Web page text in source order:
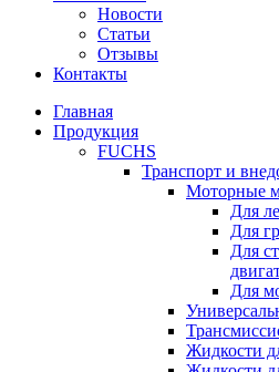
Новости
Статьи
Отзывы
Контакты
Главная
Продукция
FUCHS
Транспорт и
Моторные
Для
Для
Для
Для
Жидкости